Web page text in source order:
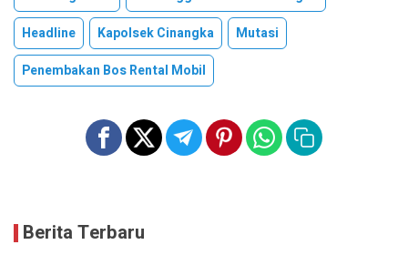
Headline
Kapolsek Cinangka
Mutasi
Penembakan Bos Rental Mobil
Berita Terbaru